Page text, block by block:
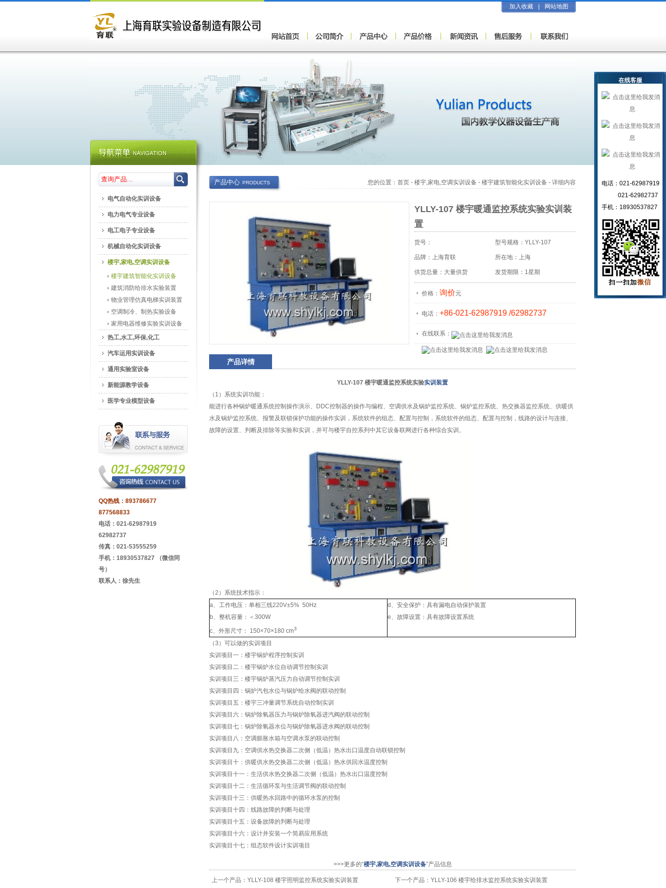
加入收藏 网站地图
产品中心 PRODUCTS 您的位置： 首页 - 楼宇,家电,空调实训设备 - 楼宇建筑智能化实训设备 - 详细内容
YLLY-107 楼宇暖通监控系统实验实训装
置
货号： 型号规格：YLLY-107
品牌：上海育联 所在地：上海
供货总量：大量供货 发货期限：1星期
价格： 询价元
电话： +86-021-62987919 /62982737
在线联系：
产品详情
YLLY-107 楼宇暖通监控系统实验实训装置
（1）系统实训功能：
能进行各种锅炉暖通系统控制操作演示、DDC控制器的操作与编程、空调供水及锅炉监控系统、锅炉监控系统、热交换器监控系统、供暖供
水及锅炉监控系统、报警及联锁保护功能的操作实训，系统软件的组态、配置与控制，系统软件的组态、配置与控制，线路的设计与连接、
故障的设置、判断及排除等实验和实训，并可与楼宇自控系列中其它设备联网进行各种综合实训。
（2）系统技术指示：
a、工作电压：单相三线220V±5% 50Hz
b、整机容量：＜300W
c、外形尺寸： 150×70×180 cm3
d、安全保护：具有漏电自动保护装置
e、故障设置：具有故障设置系统
（3）可以做的实训项目
实训项目一：楼宇锅炉程序控制实训
实训项目二：楼宇锅炉水位自动调节控制实训
实训项目三：楼宇锅炉蒸汽压力自动调节控制实训
实训项目四：锅炉汽包水位与锅炉给水阀的联动控制
实训项目五：楼宇三冲量调节系统自动控制实训
实训项目六：锅炉除氧器压力与锅炉除氧器进汽阀的联动控制
实训项目七：锅炉除氧器水位与锅炉除氧器进水阀的联动控制
实训项目八：空调膨胀水箱与空调水泵的联动控制
实训项目九：空调供水热交换器二次侧（低温）热水出口温度自动联锁控制
实训项目十：供暖供水热交换器二次侧（低温）热水供回水温度控制
实训项目十一：生活供水热交换器二次侧（低温）热水出口温度控制
实训项目十二：生活循环泵与生活调节阀的联动控制
实训项目十三：供暖热水回路中的循环水泵的控制
实训项目十四：线路故障的判断与处理
实训项目十五：设备故障的判断与处理
实训项目十六：设计并安装一个简易应用系统
实训项目十七：组态软件设计实训项目
>>>更多的“楼宇,家电,空调实训设备”产品信息
上一个产品： YLLY-108 楼宇照明监控系统实验实训装置 下一个产品： YLLY-106 楼宇给排水监控系统实验实训装置
电气自动化实训设备
电力电气专业设备
电工电子专业设备
机械自动化实训设备
楼宇,家电,空调实训设备
楼宇建筑智能化实训设备
建筑消防给排水实验装置
物业管理仿真电梯实训装置
空调制冷、制热实验设备
家用电器维修实验实训设备
热工,水工,环保,化工
汽车运用实训设备
通用实验室设备
新能源教学设备
医学专业模型设备
QQ热线： 893786677
877568833
电话：021-62987919
62982737
传真：021-53555259
手机：18930537827 （微信同
号）
联系人：徐先生
在线客服
电话：021-62987919
021-62982737
手机：18930537827